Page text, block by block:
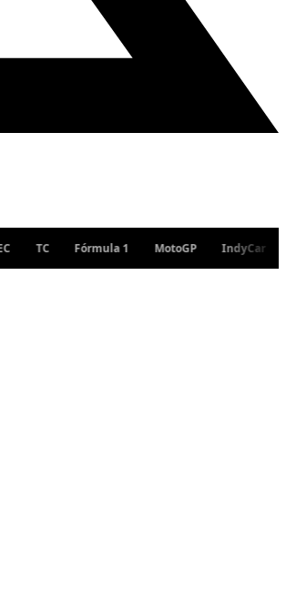
TC Fórmula 1 MotoGP IndyCar WRC